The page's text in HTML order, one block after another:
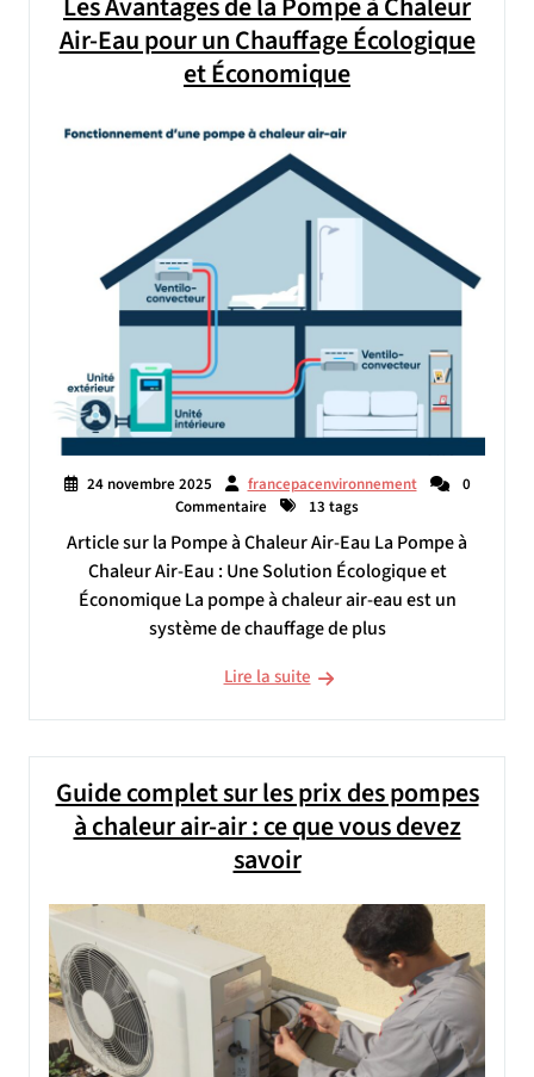
Air-Eau pour un Chauffage Écologique
et Économique
24 novembre 2025 francepacenvironnement
0
Commentaire
13 tags
Article sur la Pompe à Chaleur Air-Eau La Pompe à
Chaleur Air-Eau : Une Solution Écologique et
Économique La pompe à chaleur air-eau est un
système de chauffage de plus
Lire la suite
Guide complet sur les prix des pompes
à chaleur air-air : ce que vous devez
savoir